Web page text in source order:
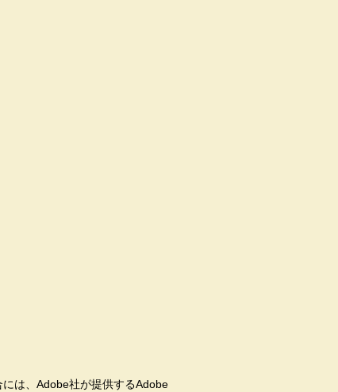
は、Adobe社が提供するAdobe